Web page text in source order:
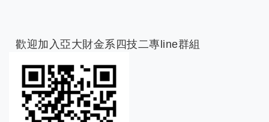
歡迎加入亞大財金系四技二專line群組